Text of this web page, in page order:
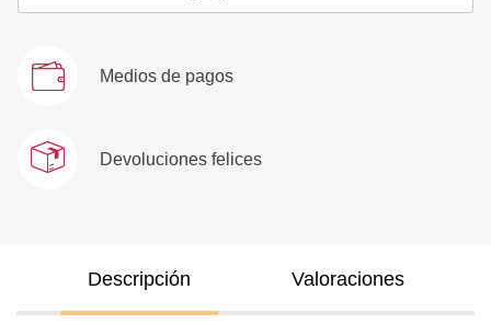
Medios de pagos
Devoluciones felices
Descripción Valoraciones